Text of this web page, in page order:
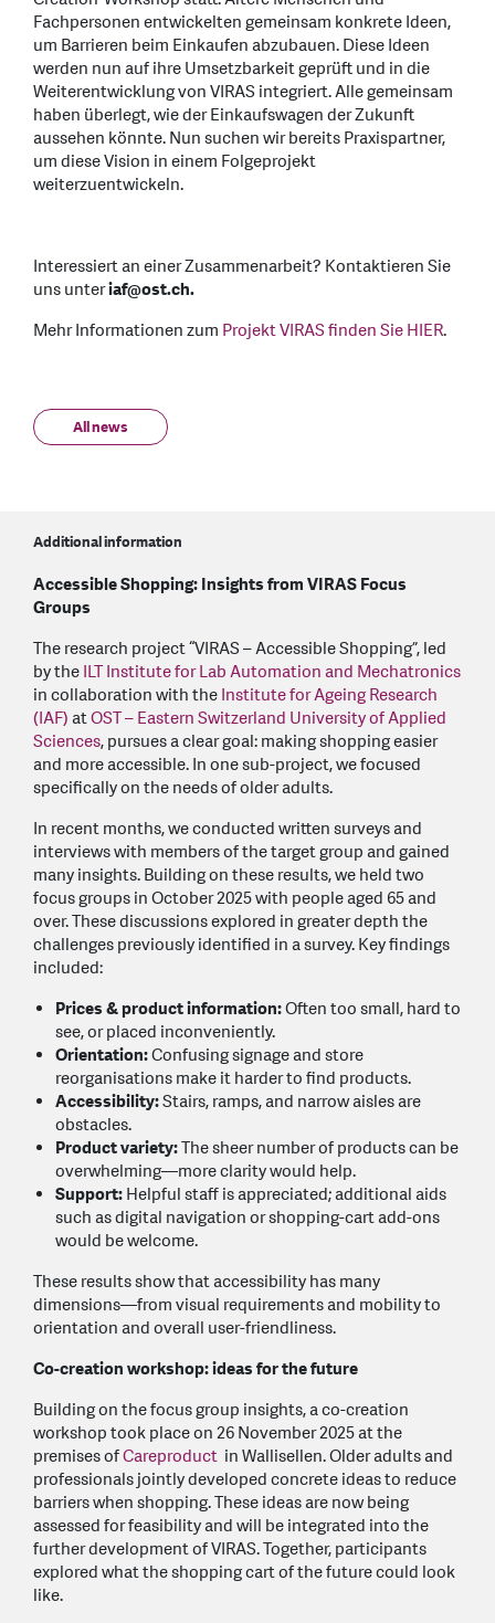
Fachpersonen entwickelten gemeinsam konkrete Ideen,
um Barrieren beim Einkaufen abzubauen. Diese Ideen
werden nun auf ihre Umsetzbarkeit geprüft und in die
Weiterentwicklung von VIRAS integriert. Alle gemeinsam
haben überlegt, wie der Einkaufswagen der Zukunft
aussehen könnte. Nun suchen wir bereits Praxispartner,
um diese Vision in einem Folgeprojekt
weiterzuentwickeln.
Interessiert an einer Zusammenarbeit? Kontaktieren Sie
uns unteriaf@ost.ch.
Mehr Informationen zum Projekt VIRAS finden Sie HIER.
All news
Additional information
Accessible Shopping: Insights from VIRAS Focus
Groups
The research project “VIRAS – Accessible Shopping”, led
by theILT Institute for Lab Automation and Mechatronics
in collaboration with theInstitute for Ageing Research
(IAF)atOST – Eastern Switzerland University of Applied
Sciences, pursues a clear goal: making shopping easier
and more accessible. In one sub-project, we focused
specifically on the needs of older adults.
In recent months, we conducted written surveys and
interviews with members of the target group and gained
many insights. Building on these results, we held two
focus groups in October 2025 with people aged 65 and
over. These discussions explored in greater depth the
challenges previously identified in a survey. Key findings
included:
Prices & product information:Often too small, hard to
see, or placed inconveniently.
Orientation:Confusing signage and store
reorganisations make it harder to find products.
Accessibility:Stairs, ramps, and narrow aisles are
obstacles.
Product variety:The sheer number of products can be
overwhelming—more clarity would help.
Support:Helpful staff is appreciated; additional aids
such as digital navigation or shopping-cart add-ons
would be welcome.
These results show that accessibility has many
dimensions—from visual requirements and mobility to
orientation and overall user-friendliness.
Co-creation workshop: ideas for the future
Building on the focus group insights, a co-creation
workshop took place on 26 November 2025 at the
premises ofCareproduct in Wallisellen. Older adults and
professionals jointly developed concrete ideas to reduce
barriers when shopping. These ideas are now being
assessed for feasibility and will be integrated into the
further development of VIRAS. Together, participants
explored what the shopping cart of the future could look
like.